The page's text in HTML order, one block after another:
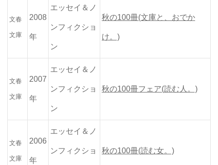
文春
文庫
2008
年
エッセイ＆ノ
ンフィクショ
ン
秋の100冊(文庫と、おでか
け。)
文春
文庫
2007
年
エッセイ＆ノ
ンフィクショ
ン
秋の100冊フェア(読む人。)
文春
文庫
2006
年
エッセイ＆ノ
ンフィクショ 秋の100冊(読む女。)